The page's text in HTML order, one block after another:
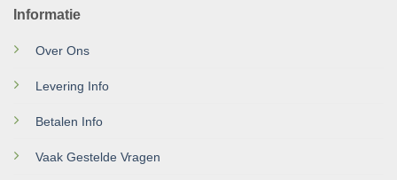
Informatie
Over Ons
Levering Info
Betalen Info
Vaak Gestelde Vragen